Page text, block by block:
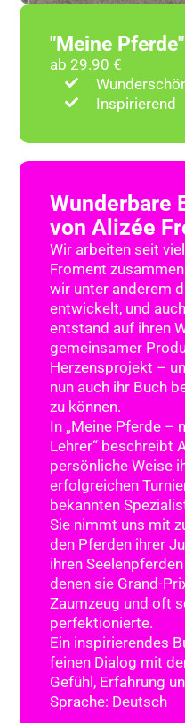
"Meine
ab 29.90 €
Inspirierend
Wunderbare
von Alizée
Wir arbeiten seit
Froment
wir unter anderem
entwickelt, und
entstand auf ihren
gemeinsamer
Herzensprojekt –
nun auch ihr Buch
zu können.
In „Meine Pferde –
Lehrer“ beschreibt
persönliche Weise
erfolgreichen
bekannten
Sie nimmt uns mit
den Pferden ihrer
ihren
denen sie Grand-
Zaumzeug und oft
perfektionierte.
Ein inspirierendes
feinen Dialog mit
Gefühl, Erfahrung
Sprache: Deutsch